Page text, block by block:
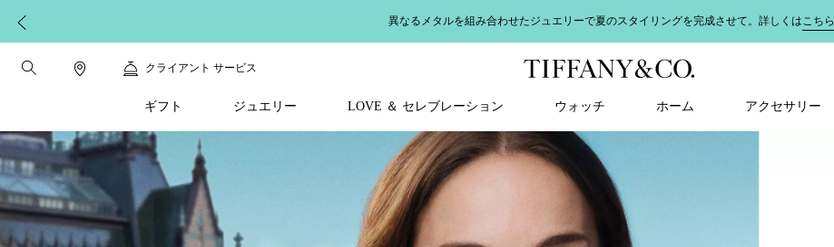
異なるメタルを組み合わせたジュエリーで夏のスタイリングを完成させて。詳しくはこちら
クライアント サービス
ギフト ジュエリー LOVE ＆ セレブレーション ウォッチ ホーム アクセサリー